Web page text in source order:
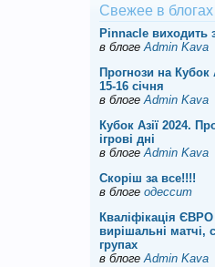
Свежее в блогах
Pinnacle виходить
в блогеAdmin Kava
Прогнози на Кубок
15-16 січня
в блогеAdmin Kava
Кубок Азії 2024.
ігрові дні
в блогеAdmin Kava
Скорiш за все!!!!
в блоге одессит
Кваліфікація ЄВРО
вирішальні матчі,
групах
в блогеAdmin Kava